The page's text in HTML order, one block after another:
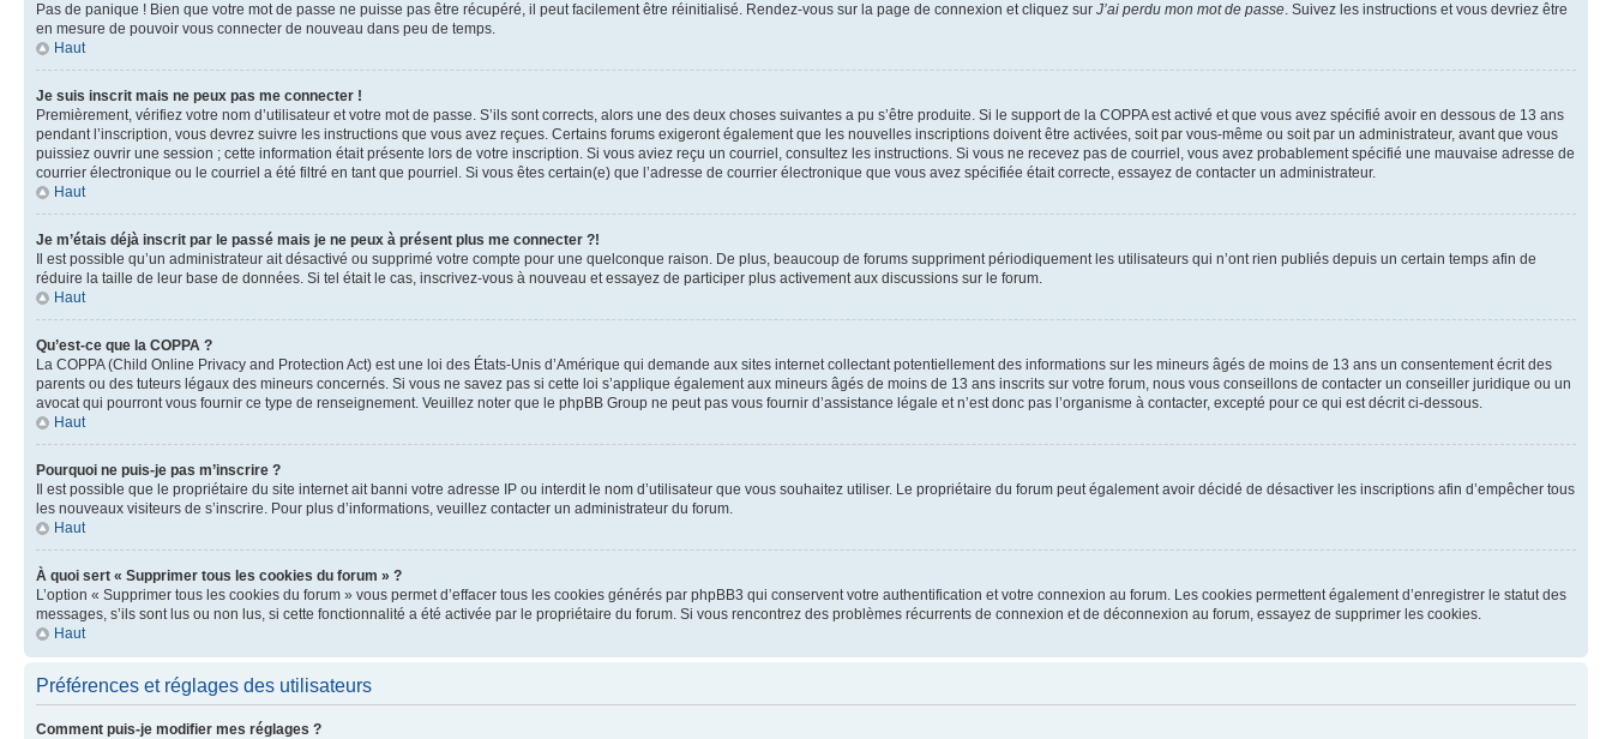
Pas de panique ! Bien que votre mot de passe ne puisse pas être récupéré, il peut facilement être réinitialisé. Rendez-vous sur la page de connexion et cliquez sur J’ai perdu mon mot de passe. Suivez les instructions et vous devriez être
en mesure de pouvoir vous connecter de nouveau dans peu de temps.
Haut
Je suis inscrit mais ne peux pas me connecter !
Premièrement, vérifiez votre nom d’utilisateur et votre mot de passe. S’ils sont corrects, alors une des deux choses suivantes a pu s’être produite. Si le support de la COPPA est activé et que vous avez spécifié avoir en dessous de 13 ans
pendant l’inscription, vous devrez suivre les instructions que vous avez reçues. Certains forums exigeront également que les nouvelles inscriptions doivent être activées, soit par vous-même ou soit par un administrateur, avant que vous
puissiez ouvrir une session ; cette information était présente lors de votre inscription. Si vous aviez reçu un courriel, consultez les instructions. Si vous ne recevez pas de courriel, vous avez probablement spécifié une mauvaise adresse de
courrier électronique ou le courriel a été filtré en tant que pourriel. Si vous êtes certain(e) que l’adresse de courrier électronique que vous avez spécifiée était correcte, essayez de contacter un administrateur.
Haut
Je m’étais déjà inscrit par le passé mais je ne peux à présent plus me connecter ?!
Il est possible qu’un administrateur ait désactivé ou supprimé votre compte pour une quelconque raison. De plus, beaucoup de forums suppriment périodiquement les utilisateurs qui n’ont rien publiés depuis un certain temps afin de
réduire la taille de leur base de données. Si tel était le cas, inscrivez-vous à nouveau et essayez de participer plus activement aux discussions sur le forum.
Haut
Qu’est-ce que la COPPA ?
La COPPA (Child Online Privacy and Protection Act) est une loi des États-Unis d’Amérique qui demande aux sites internet collectant potentiellement des informations sur les mineurs âgés de moins de 13 ans un consentement écrit des
parents ou des tuteurs légaux des mineurs concernés. Si vous ne savez pas si cette loi s’applique également aux mineurs âgés de moins de 13 ans inscrits sur votre forum, nous vous conseillons de contacter un conseiller juridique ou un
avocat qui pourront vous fournir ce type de renseignement. Veuillez noter que le phpBB Group ne peut pas vous fournir d’assistance légale et n’est donc pas l’organisme à contacter, excepté pour ce qui est décrit ci-dessous.
Haut
Pourquoi ne puis-je pas m’inscrire ?
Il est possible que le propriétaire du site internet ait banni votre adresse IP ou interdit le nom d’utilisateur que vous souhaitez utiliser. Le propriétaire du forum peut également avoir décidé de désactiver les inscriptions afin d’empêcher tous
les nouveaux visiteurs de s’inscrire. Pour plus d’informations, veuillez contacter un administrateur du forum.
Haut
À quoi sert « Supprimer tous les cookies du forum » ?
L’option « Supprimer tous les cookies du forum » vous permet d’effacer tous les cookies générés par phpBB3 qui conservent votre authentification et votre connexion au forum. Les cookies permettent également d’enregistrer le statut des
messages, s’ils sont lus ou non lus, si cette fonctionnalité a été activée par le propriétaire du forum. Si vous rencontrez des problèmes récurrents de connexion et de déconnexion au forum, essayez de supprimer les cookies.
Haut
Préférences et réglages des utilisateurs
Comment puis-je modifier mes réglages ?